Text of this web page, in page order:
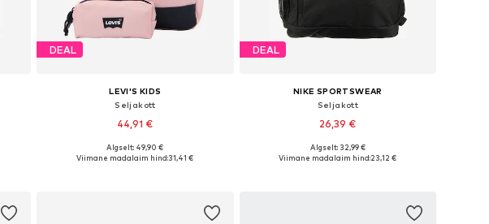
DEAL
LEVI'S KIDS
Seljakott
44,91 €
Saadaolevad suurused: One Size
Algselt: 49,90 €
Viimane madalaim hind:31,41 €
DEAL
NIKE SPORTSWEAR
Seljakott
26,39 €
Saadaolevad suurused: One Size
Algselt: 32,99 €
Viimane madalaim hind:23,12 €